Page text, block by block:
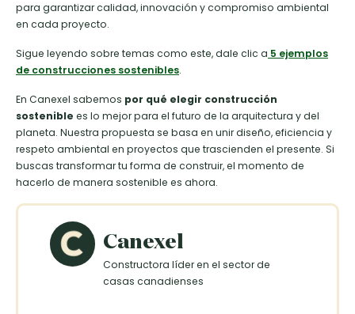
para garantizar calidad, innovación y compromiso ambiental
en cada proyecto.
Sigue leyendo sobre temas como este, dale clic a 5 ejemplos
de construcciones sostenibles.
En Canexel sabemos por qué elegir construcción
sostenible es lo mejor para el futuro de la arquitectura y del
planeta. Nuestra propuesta se basa en unir diseño, eficiencia y
respeto ambiental en proyectos que trascienden el presente. Si
buscas transformar tu forma de construir, el momento de
hacerlo de manera sostenible es ahora.
Canexel
Constructora líder en el sector de
casas canadienses